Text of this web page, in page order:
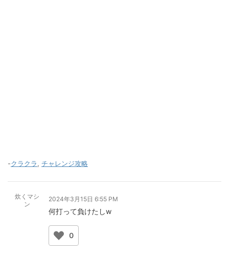
-クラクラ, チャレンジ攻略
炊くマシ
ン
2024年3月15日 6:55 PM
何打って負けたしw
0